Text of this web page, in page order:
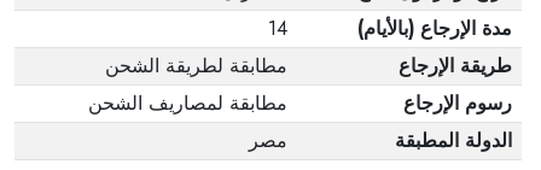
مدة الإرجاع (بالأيام)
14
طريقة الإرجاع
مطابقة لطريقة الشحن
رسوم الإرجاع
مطابقة لمصاريف الشحن
الدولة المطبقة
مصر